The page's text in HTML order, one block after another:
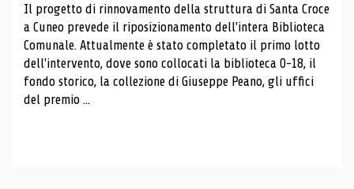
Il progetto di rinnovamento della struttura di Santa Croce
a Cuneo prevede il riposizionamento dell'intera Biblioteca
Comunale. Attualmente è stato completato il primo lotto
dell'intervento, dove sono collocati la biblioteca 0-18, il
fondo storico, la collezione di Giuseppe Peano, gli uffici
del premio ...